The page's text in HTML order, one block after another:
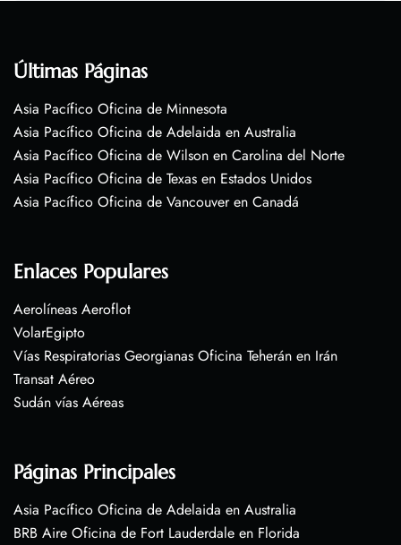
Últimas Páginas
Asia Pacífico Oficina de Minnesota
Asia Pacífico Oficina de Adelaida en Australia
Asia Pacífico Oficina de Wilson en Carolina del Norte
Asia Pacífico Oficina de Texas en Estados Unidos
Asia Pacífico Oficina de Vancouver en Canadá
Enlaces Populares
Aerolíneas Aeroflot
VolarEgipto
Vías Respiratorias Georgianas Oficina Teherán en Irán
Transat Aéreo
Sudán vías Aéreas
Páginas Principales
Asia Pacífico Oficina de Adelaida en Australia
BRB Aire Oficina de Fort Lauderdale en Florida